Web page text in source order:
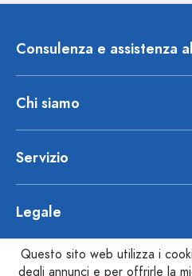
Consulenza e assistenza
Chi siamo
Servizio
Legale
Questo sito web utilizza i
degli annunci e per offrirle la